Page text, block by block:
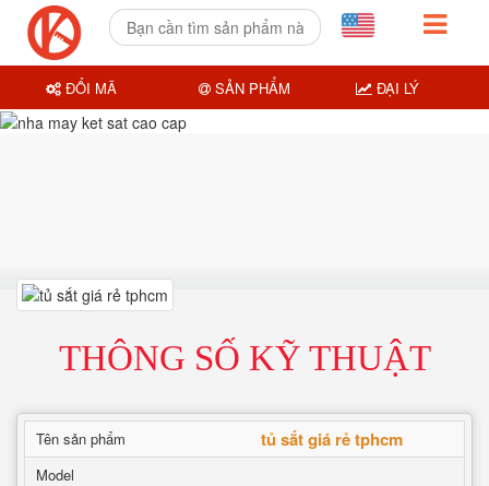
THÔNG SỐ KỸ THUẬT
Tên sản phẩm tủ sắt giá rẻ tphcm
Model
ĐỔI MÃ SẢN PHẨM ĐẠI LÝ